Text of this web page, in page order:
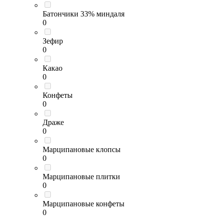
Батончики 33% миндаля
0
Зефир
0
Какао
0
Конфеты
0
Драже
0
Марципановые клопсы
0
Марципановые плитки
0
Марципановые конфеты
0